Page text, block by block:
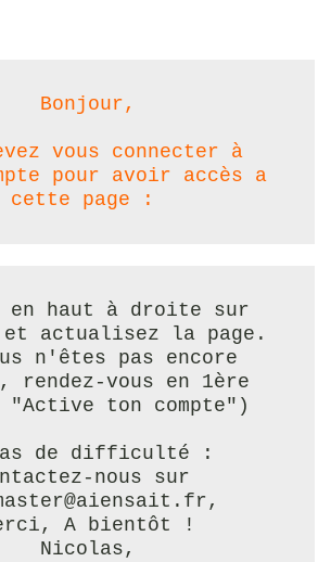
Bonjour,
vous connecter à
pour avoir accès a
cette page :
en haut à droite sur
et actualisez la page.
n'êtes pas encore
vous en 1ère
"Active ton compte")
de difficulté :
nous sur
A bientôt !
Nicolas,